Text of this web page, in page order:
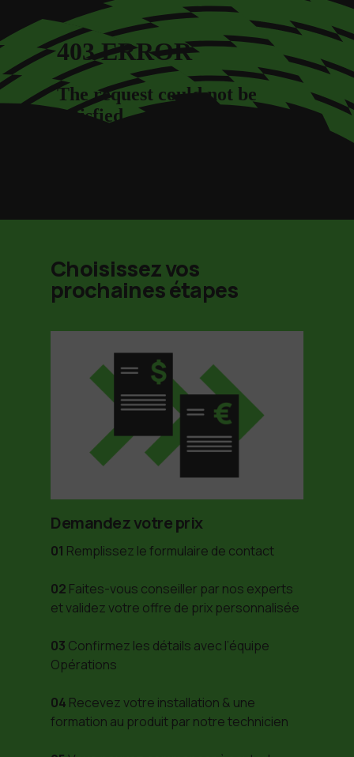
Choisissez vos
prochaines étapes
Demandez votre prix
01 Remplissez le formulaire de contact
02 Faites-vous conseiller par nos experts
et validez votre offre de prix personnalisée
03 Confirmez les détails avec l’équipe
Opérations
04 Recevez votre installation & une
formation au produit par notre technicien